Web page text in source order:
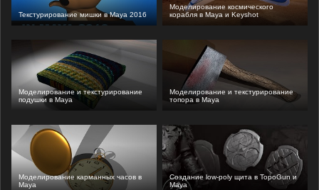
Текстурирование мишки в Maya 2016
Моделирование космического
корабля в Maya и Keyshot
Моделирование и текстурирование
подушки в Maya
Моделирование и текстурирование
топора в Maya
Моделирование карманных часов в
Maya
Создание low-poly щита в TopoGun и
Maya